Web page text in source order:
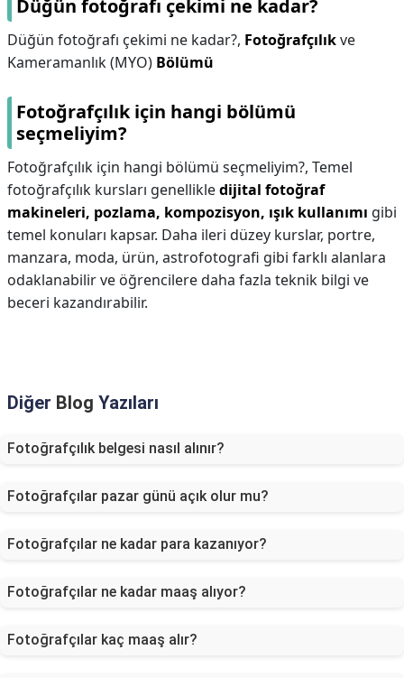
Düğün fotoğrafı çekimi ne kadar?
Düğün fotoğrafı çekimi ne kadar?, Fotoğrafçılıkve
Kameramanlık (MYO) Bölümü
Fotoğrafçılık için hangi bölümü
seçmeliyim?
Fotoğrafçılık için hangi bölümü seçmeliyim?, Temel
fotoğrafçılık kursları genellikledijital fotoğraf
makineleri, pozlama, kompozisyon, ışık kullanımı gibi
temel konuları kapsar. Daha ileri düzey kurslar, portre,
manzara, moda, ürün, astrofotografi gibi farklı alanlara
odaklanabilir ve öğrencilere daha fazla teknik bilgi ve
beceri kazandırabilir.
Diğer Blog Yazıları
Fotoğrafçılık belgesi nasıl alınır?
Fotoğrafçılar pazar günü açık olur mu?
Fotoğrafçılar ne kadar para kazanıyor?
Fotoğrafçılar ne kadar maaş alıyor?
Fotoğrafçılar kaç maaş alır?